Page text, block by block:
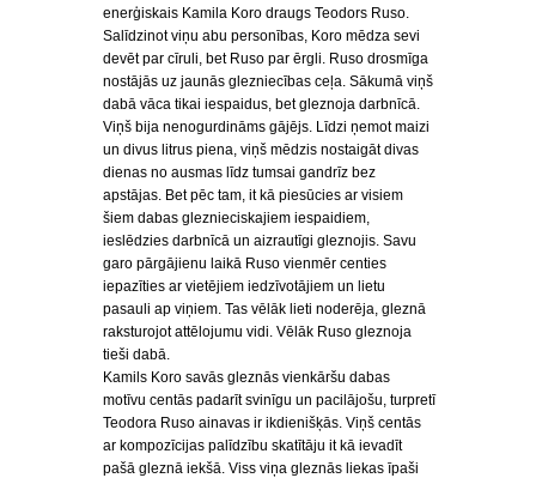
enerģiskais Kamila Koro draugs Teodors Ruso.
Salīdzinot viņu abu personības, Koro mēdza sevi
devēt par cīruli, bet Ruso par ērgli. Ruso drosmīga
nostājās uz jaunās glezniecības ceļa. Sākumā viņš
dabā vāca tikai iespaidus, bet gleznoja darbnīcā.
Viņš bija nenogurdināms gājējs. Līdzi ņemot maizi
un divus litrus piena, viņš mēdzis nostaigāt divas
dienas no ausmas līdz tumsai gandrīz bez
apstājas. Bet pēc tam, it kā piesūcies ar visiem
šiem dabas gleznieciskajiem iespaidiem,
ieslēdzies darbnīcā un aizrautīgi gleznojis. Savu
garo pārgājienu laikā Ruso vienmēr centies
iepazīties ar vietējiem iedzīvotājiem un lietu
pasauli ap viņiem. Tas vēlāk lieti noderēja, gleznā
raksturojot attēlojumu vidi. Vēlāk Ruso gleznoja
tieši dabā.
Kamils Koro savās gleznās vienkāršu dabas
motīvu centās padarīt svinīgu un pacilājošu, turpretī
Teodora Ruso ainavas ir ikdienišķās. Viņš centās
ar kompozīcijas palīdzību skatītāju it kā ievadīt
pašā gleznā iekšā. Viss viņa gleznās liekas īpaši